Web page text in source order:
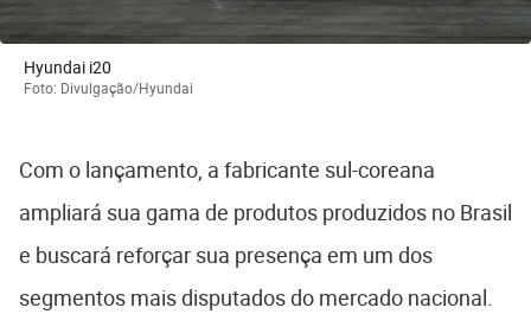
Hyundai i20
Foto: Divulgação/Hyundai
Com o lançamento, a fabricante sul-coreana
ampliará sua gama de produtos produzidos no Brasil
e buscará reforçar sua presença em um dos
segmentos mais disputados do mercado nacional.